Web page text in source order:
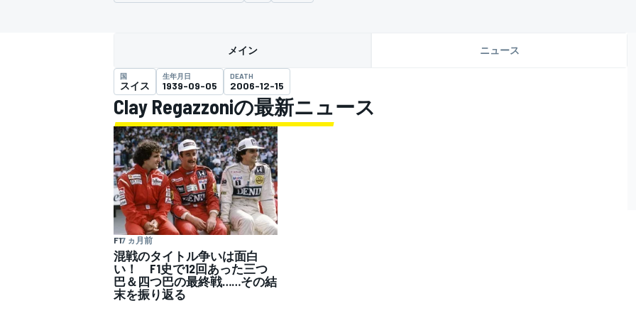
スーパーGT
メイン ニュース
国
スイス
生年月日
1939-09-05
DEATH
2006-12-15
Clay Regazzoniの最新ニュース
F17 ヵ月前
混戦のタイトル争いは面白
い！ F1史で12回あった三つ
巴＆四つ巴の最終戦……その結
末を振り返る